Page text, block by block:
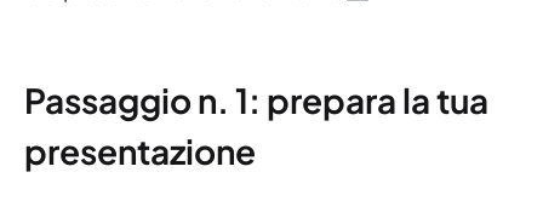
Passaggio n. 1: prepara la tua
presentazione